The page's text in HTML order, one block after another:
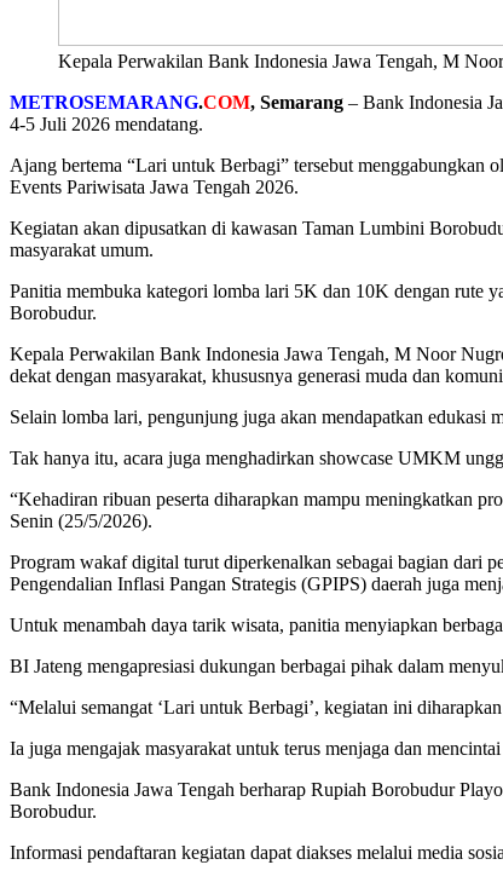
Kepala Perwakilan Bank Indonesia Jawa Tengah, M
METROSEMARANG.COM, Semarang – Bank Indonesia
4-5 Juli 2026 mendatang.
Ajang bertema “Lari untuk Berbagi” tersebut menggabungkan
Events Pariwisata Jawa Tengah 2026.
Kegiatan akan dipusatkan di kawasan Taman Lumbini
masyarakat umum.
Panitia membuka kategori lomba lari 5K dan 10K dengan rute
Borobudur.
Kepala Perwakilan Bank Indonesia Jawa Tengah, M Noor
dekat dengan masyarakat, khususnya generasi muda dan
Selain lomba lari, pengunjung juga akan mendapatkan edukasi
Tak hanya itu, acara juga menghadirkan showcase UMKM
“Kehadiran ribuan peserta diharapkan mampu meningkatkan
Senin (25/5/2026).
Program wakaf digital turut diperkenalkan sebagai bagian dari
Pengendalian Inflasi Pangan Strategis (GPIPS) daerah juga
Untuk menambah daya tarik wisata, panitia menyiapkan
BI Jateng mengapresiasi dukungan berbagai pihak dalam
“Melalui semangat ‘Lari untuk Berbagi’, kegiatan ini
Ia juga mengajak masyarakat untuk terus menjaga dan
Bank Indonesia Jawa Tengah berharap Rupiah Borobudur
Borobudur.
Informasi pendaftaran kegiatan dapat diakses melalui media